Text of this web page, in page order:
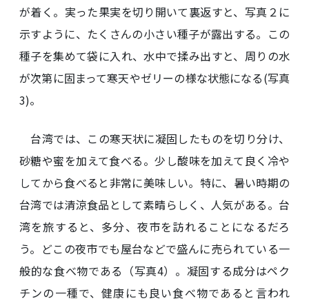
が着く。実った果実を切り開いて裏返すと、写真２に
示すように、たくさんの小さい種子が露出する。この
種子を集めて袋に入れ、水中で揉み出すと、周りの水
が次第に固まって寒天やゼリーの様な状態になる(写真
3)。
台湾では、この寒天状に凝固したものを切り分け、
砂糖や蜜を加えて食べる。少し酸味を加えて良く冷や
してから食べると非常に美味しい。特に、暑い時期の
台湾では清涼食品として素晴らしく、人気がある。台
湾を旅すると、多分、夜市を訪れることになるだろ
う。どこの夜市でも屋台などで盛んに売られている一
般的な食べ物である（写真4）。凝固する成分はペク
チンの一種で、健康にも良い食べ物であると言われ